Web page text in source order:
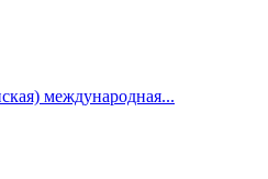
международная...